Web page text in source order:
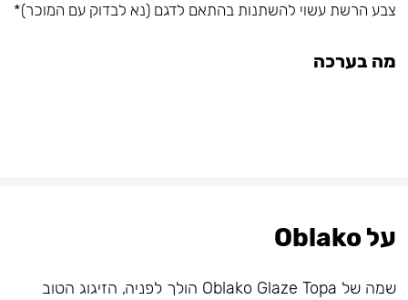
צבע הרשת עשוי להשתנות בהתאם לדגם (נא לבדוק עם המוכר)*
מה בערכה
על Oblako
שמה של Oblako Glaze Topa הולך לפניה, הזיגוג הטוב